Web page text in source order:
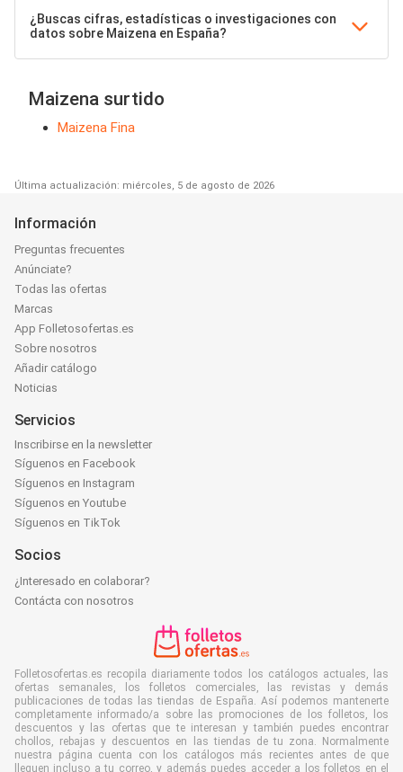
¿Buscas cifras, estadísticas o investigaciones con
datos sobre Maizena en España?
Maizena surtido
Maizena Fina
Última actualización: miércoles, 5 de agosto de 2026
Información
Preguntas frecuentes
Anúnciate?
Todas las ofertas
Marcas
App Folletosofertas.es
Sobre nosotros
Añadir catálogo
Noticias
Servicios
Inscribirse en la newsletter
Síguenos en Facebook
Síguenos en Instagram
Síguenos en Youtube
Síguenos en TikTok
Socios
¿Interesado en colaborar?
Contácta con nosotros
Folletosofertas.es recopila diariamente todos los catálogos actuales, las
ofertas semanales, los folletos comerciales, las revistas y demás
publicaciones de todas las tiendas de España. Así podemos mantenerte
completamente informado/a sobre las promociones de los folletos, los
descuentos y las ofertas que te interesan y también puedes encontrar
chollos, rebajas y descuentos en las tiendas de tu zona. Normalmente
nuestra página cuenta con los catálogos más recientes antes de que
lleguen incluso a tu correo, y además puedes acceder a los folletos en el